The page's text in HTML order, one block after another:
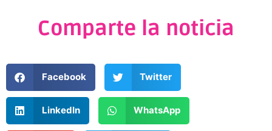
Comparte la noticia
Facebook Twitter
LinkedIn WhatsApp